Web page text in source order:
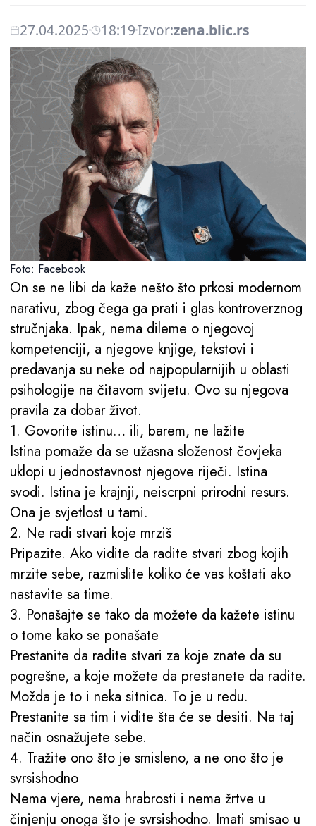
27.04.2025 18:19Izvor:zena.blic.rs
Foto: Facebook
On se ne libi da kaže nešto što prkosi modernom
narativu, zbog čega ga prati i glas kontroverznog
stručnjaka. Ipak, nema dileme o njegovoj
kompetenciji, a njegove knjige, tekstovi i
predavanja su neke od najpopularnijih u oblasti
psihologije na čitavom svijetu. Ovo su njegova
pravila za dobar život.
1. Govorite istinu… ili, barem, ne lažite
Istina pomaže da se užasna složenost čovjeka
uklopi u jednostavnost njegove riječi. Istina
svodi. Istina je krajnji, neiscrpni prirodni resurs.
Ona je svjetlost u tami.
2. Ne radi stvari koje mrziš
Pripazite. Ako vidite da radite stvari zbog kojih
mrzite sebe, razmislite koliko će vas koštati ako
nastavite sa time.
3. Ponašajte se tako da možete da kažete istinu
o tome kako se ponašate
Prestanite da radite stvari za koje znate da su
pogrešne, a koje možete da prestanete da radite.
Možda je to i neka sitnica. To je u redu.
Prestanite sa tim i vidite šta će se desiti. Na taj
način osnažujete sebe.
4. Tražite ono što je smisleno, a ne ono što je
svrsishodno
Nema vjere, nema hrabrosti i nema žrtve u
činjenju onoga što je svrsishodno. Imati smisao u